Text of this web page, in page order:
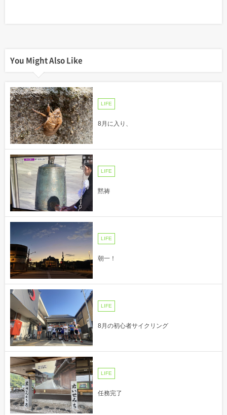
You Might Also Like
LIFE
8月に入り、
LIFE
黙祷
LIFE
朝一！
LIFE
8月の初心者サイクリング
LIFE
任務完了